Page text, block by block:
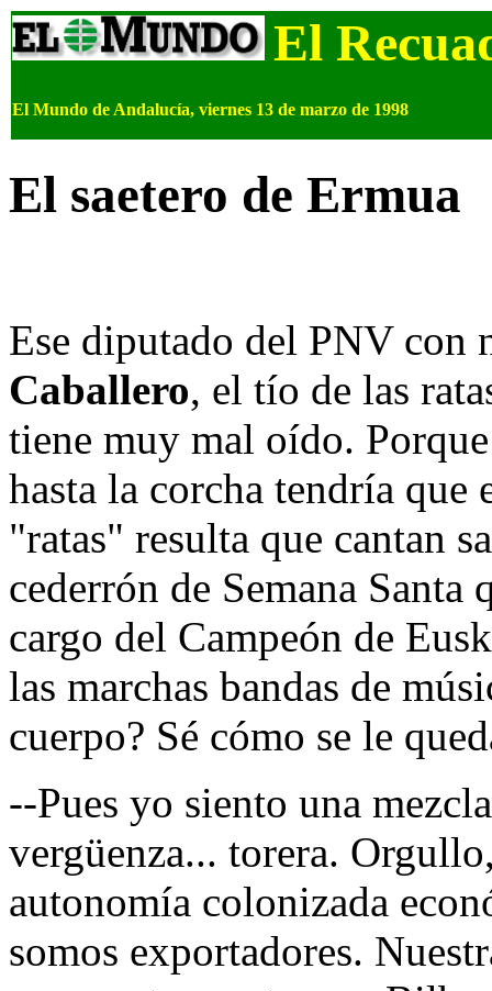
El
El Mundo de Andalucía, viernes 13 de marzo de 1998
El saetero de Ermua
Ese diputado del PNV con
Caballero, el tío de las
tiene muy mal oído.
hasta la corcha tendría que
"ratas" resulta que cantan
cederrón de Semana Santa
cargo del Campeón de
las marchas bandas de
cuerpo? Sé cómo se le
--Pues yo siento una
vergüenza... torera.
autonomía colonizada
somos exportadores.